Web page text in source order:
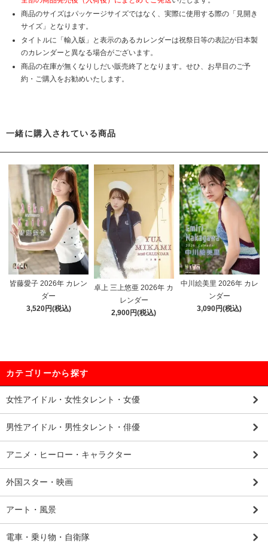
商品のサイズはパッケージサイズではなく、実際に使用する際の「見開き
サイズ」となります。
タイトルに「輸入版」と表示のあるカレンダーは祝祭日等の表記が日本製
のカレンダーと異なる場合がございます。
商品の在庫が無くなりしだい販売終了となります。せひ、お早目のご予
約・ご購入をお勧めいたします。
一緒に購入されている商品
皆藤愛子 2026年 カレン
ダー
3,520円(税込)
卓上 三上悠亜 2026年 カ
レンダー
2,900円(税込)
中川絵美里 2026年 カレ
ンダー
3,090円(税込)
カテゴリーから探す
女性アイドル・女性タレント・女優
男性アイドル・男性タレント・俳優
アニメ・ヒーロー・キャラクター
外国スター・映画
アート・風景
電車・乗り物・自衛隊